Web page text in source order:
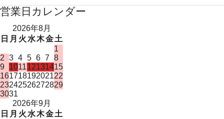
営業日カレンダー
2026年8月
日 月 火 水木金土
1
2 3 4 5 6 7 8
9 101112131415
16171819202122
23242526272829
3031
2026年9月
日 月 火 水木金土